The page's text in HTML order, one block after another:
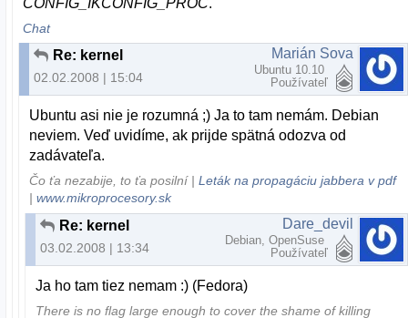
Chat
Re: kernel
02.02.2008 | 15:04
Marián Sova
Ubuntu 10.10
Používateľ
Ubuntu asi nie je rozumná ;) Ja to tam nemám. Debian
neviem. Veď uvidíme, ak prijde spätná odozva od
zadávateľa.
Čo ťa nezabije, to ťa posilní |Leták na propagáciu jabbera v pdf
|www.mikroprocesory.sk
Re: kernel
03.02.2008 | 13:34
Dare_devil
Debian, OpenSuse
Používateľ
Ja ho tam tiez nemam :) (Fedora)
There is no flag large enough to cover the shame of killing